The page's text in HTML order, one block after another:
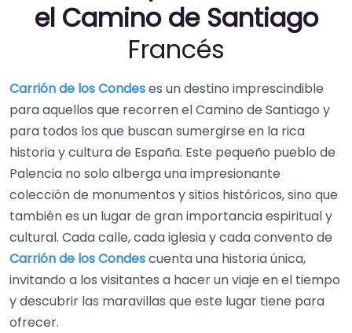
el Camino de Santiago
Francés
Carrión de los Condeses un destino imprescindible
para aquellos que recorren el Camino de Santiago y
para todos los que buscan sumergirse en la rica
historia y cultura de España. Este pequeño pueblo de
Palencia no solo alberga una impresionante
colección de monumentos y sitios históricos, sino que
también es un lugar de gran importancia espiritual y
cultural. Cada calle, cada iglesia y cada convento de
Carrión de los Condescuenta una historia única,
invitando a los visitantes a hacer un viaje en el tiempo
y descubrir las maravillas que este lugar tiene para
ofrecer.